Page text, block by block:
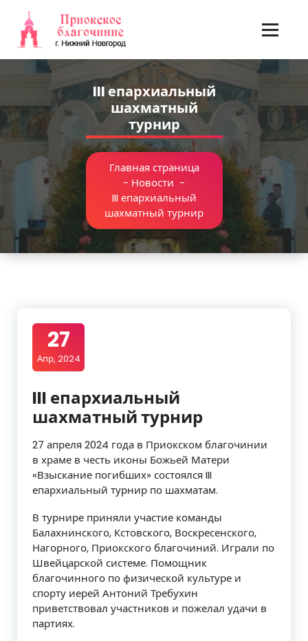
содержимому
III епархиальный
шахматный
турнир
Главная страница
- Новости -
III епархиальный
шахматный турнир
27
Апр, 2024
III епархиальный
шахматный турнир
27 апреля 2024 года в Приокском благочинии
в храме в честь иконы Божьей Матери
«Взыскание погибших» состоялся III
епархиальный турнир по шахматам.
В турнире приняли участие команды
Балахнинского, Кстовского, Воскресенского,
Нагорного, Приокского благочиний. Играли по
Швейцарской системе. Помощник
благочинного по физической культуре и
спорту иерей Антоний Требухин
приветствовал участников и пожелал удачи в
партиях.